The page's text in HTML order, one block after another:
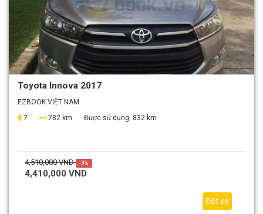
Toyota Innova 2017
EZBOOK VIỆT NAM
7
782 km Được sử dụng: 832 km
4,510,000 VND -3%
4,410,000 VND
Đặt xe